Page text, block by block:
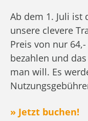
Ab dem 1. Juli ist
unsere clevere
Preis von nur
bezahlen und
man will. Es
» Jetzt buchen!